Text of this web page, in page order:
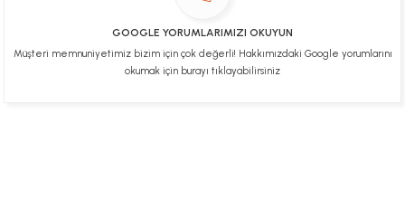
Mükemmel
GOOGLE YORUMLARIMIZI OKUYUN
Müşteri memnuniyetimiz bizim için çok değerli! Hakkımızdaki Google yorumlarını
okumak için burayı tıklayabilirsiniz